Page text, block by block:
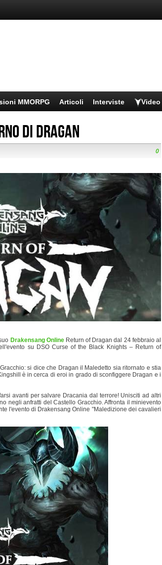
MMORPG Articoli Interviste Video
di Dragan
0
Drakensang OnlineReturn of Dragan dal 24 febbraio al
su DSO Curse of the Black Knights – Return of
si dice che Dragan il Maledetto sia ritornato e stia
è in cerca di eroi in grado di sconfiggere Dragan e i
avanti per salvare Dracania dal terrore! Unisciti ad altri
negli anfratti del Castello Gracchio. Affronta il minievento
l'evento di Drakensang Online "Maledizione dei cavalieri